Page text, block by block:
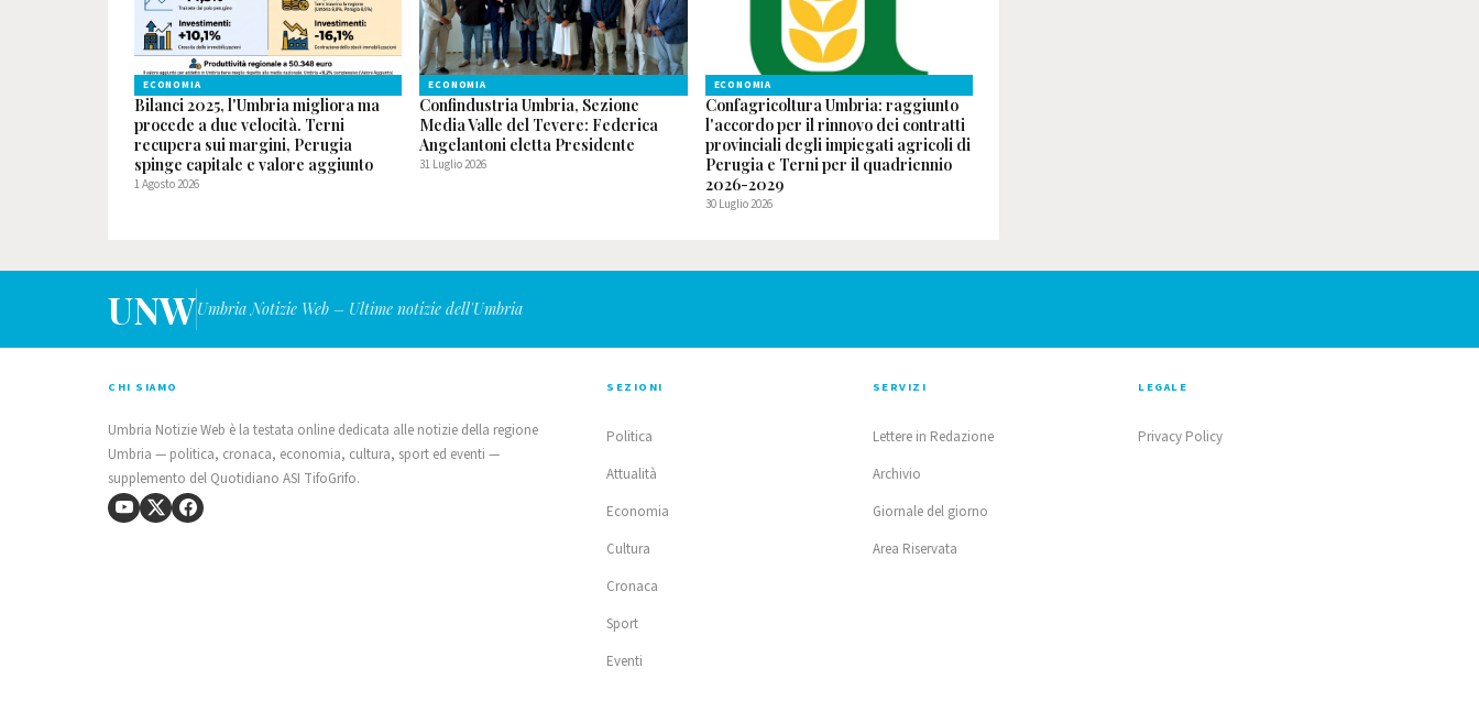
ECONOMIA
Bilanci 2025, l'Umbria migliora ma
procede a due velocità. Terni
recupera sui margini, Perugia
spinge capitale e valore aggiunto
1 Agosto 2026
ECONOMIA
Confindustria Umbria, Sezione
Media Valle del Tevere: Federica
Angelantoni eletta Presidente
31 Luglio 2026
ECONOMIA
Confagricoltura Umbria: raggiunto
l'accordo per il rinnovo dei contratti
provinciali degli impiegati agricoli di
Perugia e Terni per il quadriennio
2026-2029
30 Luglio 2026
UNWUmbria Notizie Web – Ultime notizie dell'Umbria
CHI SIAMO
Umbria Notizie Web è la testata online dedicata alle notizie della regione
Umbria — politica, cronaca, economia, cultura, sport ed eventi —
supplemento del Quotidiano ASI TifoGrifo.
SEZIONI
Politica
Attualità
Economia
Cultura
Cronaca
Sport
Eventi
SERVIZI
Lettere in Redazione
Archivio
Giornale del giorno
Area Riservata
LEGALE
Privacy Policy